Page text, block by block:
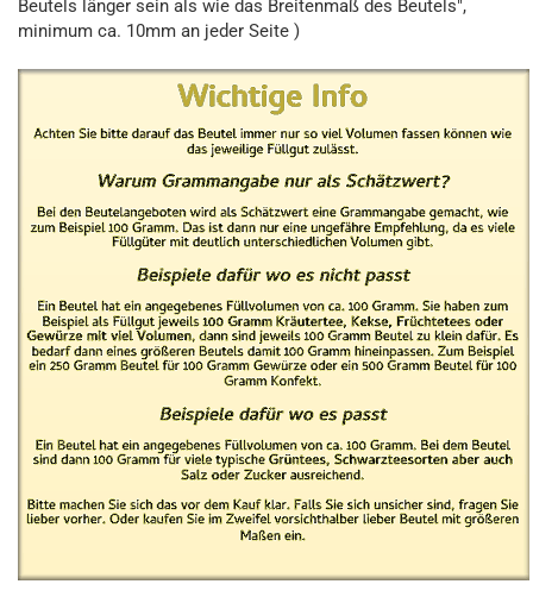
Beutels länger sein als wie das Breitenmaß des Beutels",
minimum ca. 10mm an jeder Seite )